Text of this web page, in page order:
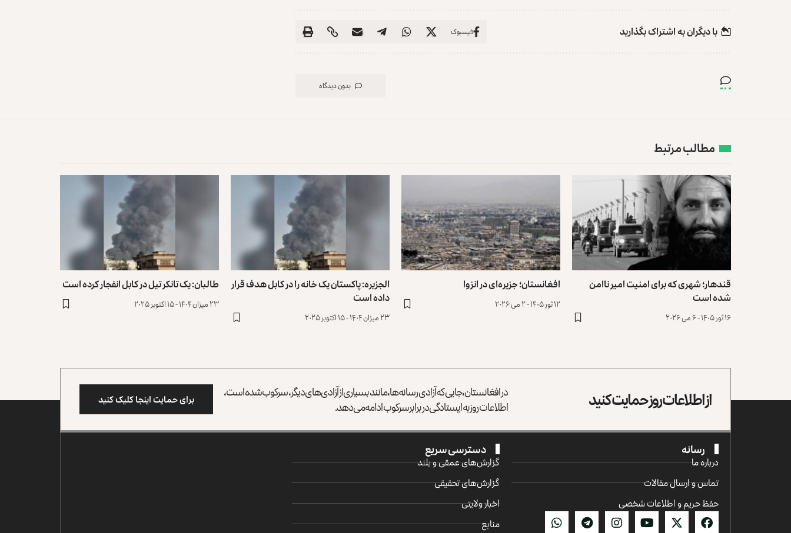
با دیگران به‌‌ اشتراک بگذارید فیسبوک
بدون دیدگاه
مطالب مرتبط
قندهار؛ شهری که برای امنیت امیر ناامن
شده است
۱۶ ثور ۱۴۰۵ - ۶ می ۲۰۲۶
افغانستان؛ جزیره‌ای در انزوا
۱۲ ثور ۱۴۰۵ - ۲ می ۲۰۲۶
الجزیره: پاکستان یک خانه را در کابل هدف قرار
داده است
۲۳ میزان ۱۴۰۴ - ۱۵ اکتوبر ۲۰۲۵
طالبان: یک تانکر تیل در کابل انفجار کرده است
۲۳ میزان ۱۴۰۴ - ۱۵ اکتوبر ۲۰۲۵
از اطلاعات روز حمایت کنید در افغانستان، جایی که آزادی رسانه‌ها، مانند بسیاری از آزادی‌های دیگر، سرکوب شده است،
اطلاعات روز به ایستادگی در برابر سرکوب ادامه می‌دهد. برای حمایت اینجا کلیک کنید
رسانه
درباره ما
تماس و ارسال مقالات
حفظ حریم و اطلاعات شخصی
دسترسی سریع
گزارش‌‌های عمقی و بلند
گزارش‌های تحقیقی
اخبار ولایتی
منابع